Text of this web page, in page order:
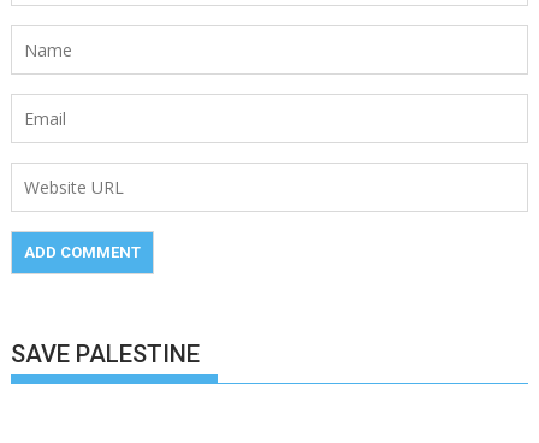
SAVE PALESTINE